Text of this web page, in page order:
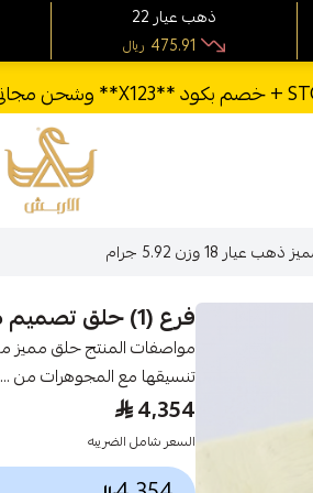
الأربش للذهب
فرع (1) حلق تصميم مميز ذهب عيار 18 وزن 5.92 جرام
تنسيقها مع المجوهرات من ...
4,354
السعر شامل الضريبه
22 ذهب عيار
ريال 475.91